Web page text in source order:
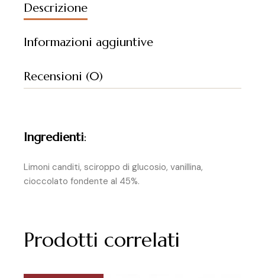
Descrizione
Informazioni aggiuntive
Recensioni (0)
Ingredienti:
Limoni canditi, sciroppo di glucosio, vanillina,
cioccolato fondente al 45%.
Prodotti correlati